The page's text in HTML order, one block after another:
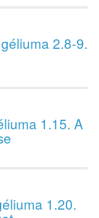
2.8-9.
1.15. A
1.20.